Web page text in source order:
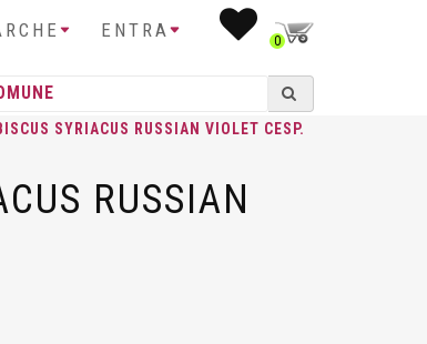
ENTRA 0
SYRIACUS RUSSIAN VIOLET CESP.
RUSSIAN